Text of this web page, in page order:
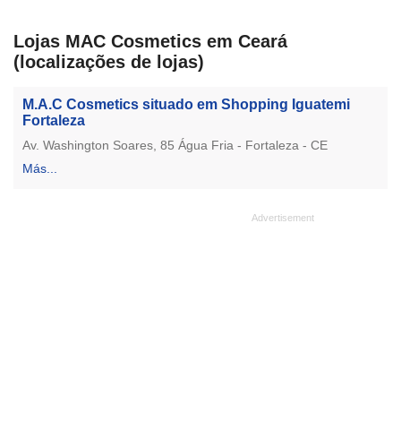
Lojas MAC Cosmetics em Ceará
(localizações de lojas)
M.A.C Cosmetics situado em Shopping Iguatemi
Fortaleza
Av. Washington Soares, 85 Água Fria - Fortaleza - CE
Más...